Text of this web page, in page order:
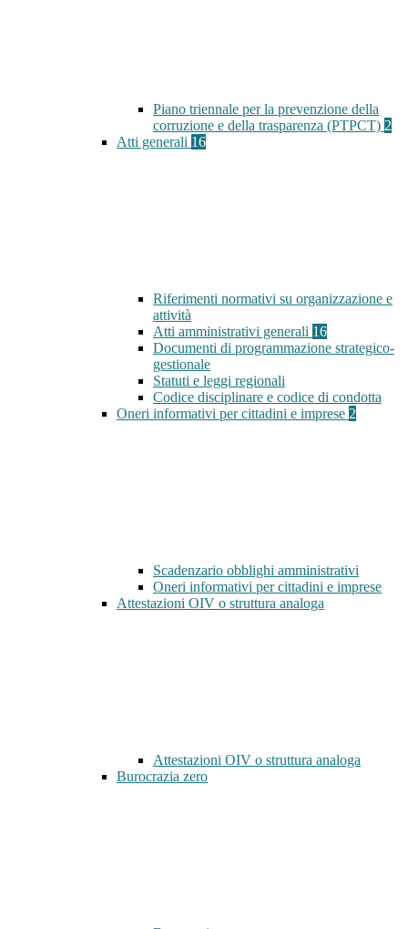
Piano triennale per la prevenzione della
corruzione e della trasparenza (PTPCT) 2
Atti generali 16
Riferimenti normativi su organizzazione e
attività
Atti amministrativi generali 16
Documenti di programmazione strategico-
gestionale
Statuti e leggi regionali
Codice disciplinare e codice di condotta
Oneri informativi per cittadini e imprese 2
Scadenzario obblighi amministrativi
Oneri informativi per cittadini e imprese
Attestazioni OIV o struttura analoga
Attestazioni OIV o struttura analoga
Burocrazia zero